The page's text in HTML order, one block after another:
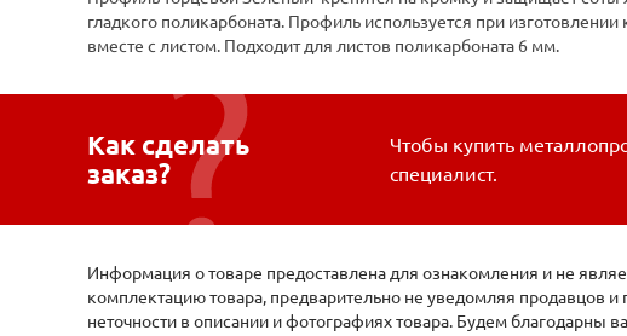
гладкого поликарбоната. Профиль используется при
вместе с листом. Подходит для листов поликарбоната 6 мм.
Как сделать
заказ?
Чтобы купить
специалист.
Информация о товаре предоставлена для ознакомления и не
комплектацию товара, предварительно не уведомляя продавцов
неточности в описании и фотографиях товара. Будем